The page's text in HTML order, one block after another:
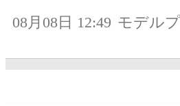
08月08日 12:49 モデル